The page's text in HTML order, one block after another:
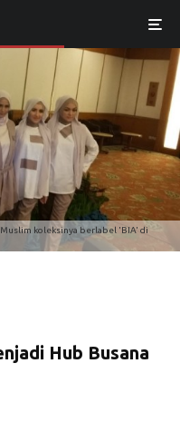
Muslim koleksinya berlabel 'BIA' di
Hub Busana